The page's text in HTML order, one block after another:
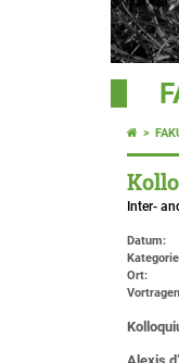
Inter-
Datum:
Ort: